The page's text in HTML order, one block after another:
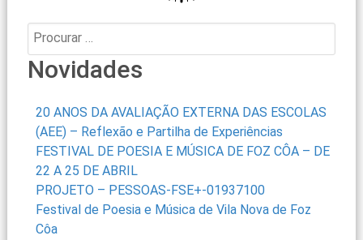
Procurar:
Novidades
20 ANOS DA AVALIAÇÃO EXTERNA DAS ESCOLAS
(AEE) – Reflexão e Partilha de Experiências
FESTIVAL DE POESIA E MÚSICA DE FOZ CÔA – DE
22 A 25 DE ABRIL
PROJETO – PESSOAS-FSE+-01937100
Festival de Poesia e Música de Vila Nova de Foz
Côa